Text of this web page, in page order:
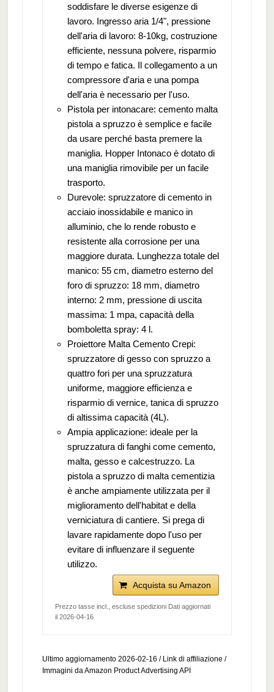
soddisfare le diverse esigenze di
lavoro. Ingresso aria 1/4", pressione
dell'aria di lavoro: 8-10kg, costruzione
efficiente, nessuna polvere, risparmio
di tempo e fatica. Il collegamento a un
compressore d'aria e una pompa
dell'aria è necessario per l'uso.
Pistola per intonacare: cemento malta
pistola a spruzzo è semplice e facile
da usare perché basta premere la
maniglia. Hopper Intonaco è dotato di
una maniglia rimovibile per un facile
trasporto.
Durevole: spruzzatore di cemento in
acciaio inossidabile e manico in
alluminio, che lo rende robusto e
resistente alla corrosione per una
maggiore durata. Lunghezza totale del
manico: 55 cm, diametro esterno del
foro di spruzzo: 18 mm, diametro
interno: 2 mm, pressione di uscita
massima: 1 mpa, capacità della
bomboletta spray: 4 l.
Proiettore Malta Cemento Crepi:
spruzzatore di gesso con spruzzo a
quattro fori per una spruzzatura
uniforme, maggiore efficienza e
risparmio di vernice, tanica di spruzzo
di altissima capacità (4L).
Ampia applicazione: ideale per la
spruzzatura di fanghi come cemento,
malta, gesso e calcestruzzo. La
pistola a spruzzo di malta cementizia
è anche ampiamente utilizzata per il
miglioramento dell'habitat e della
verniciatura di cantiere. Si prega di
lavare rapidamente dopo l'uso per
evitare di influenzare il seguente
utilizzo.
Acquista su Amazon
Prezzo tasse incl., escluse spedizioni Dati aggiornati
il 2026-04-16
Ultimo aggiornamento 2026-02-16 / Link di affiliazione /
Immagini da Amazon Product Advertising API